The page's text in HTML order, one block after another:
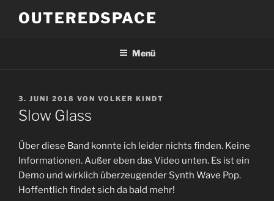
InhaltOUTEREDSPACE
Menü
VERÖFFENTLICHT
AM
3. JUNI 2018 VON VOLKER KINDT
Slow Glass
Über diese Band konnte ich leider nichts finden. Keine
Informationen. Außer eben das Video unten. Es ist ein
Demo und wirklich überzeugender Synth Wave Pop.
Hoffentlich findet sich da bald mehr!